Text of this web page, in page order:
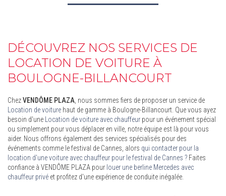
DÉCOUVREZ NOS SERVICES DE
LOCATION DE VOITURE À
BOULOGNE-BILLANCOURT
ChezVENDÔME PLAZA , nous sommes fiers de proposer un service de
Location de voiture haut de gamme à Boulogne-Billancourt. Que vous ayez
besoin d'une
Location de voiture avec chauffeur pour un événement spécial
ou simplement pour vous déplacer en ville, notre équipe est là pour vous
aider. Nous offrons également des services spécialisés pour des
événements comme le festival de Cannes, alors qui contacter pour la
location d'une voiture avec chauffeur pour le festival de Cannes ? Faites
confiance à VENDÔME PLAZA pour louer une berline Mercedes avec
chauffeur privé et profitez d'une expérience de conduite inégalée.